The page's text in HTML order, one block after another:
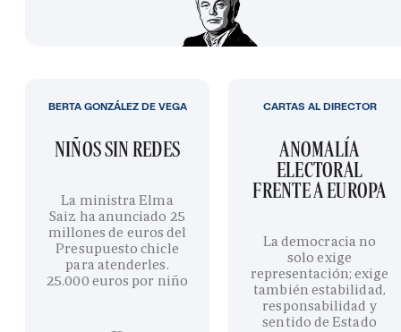
NIÑOS SIN REDES
La ministra Elma
Saiz ha anunciado 25
millones de euros del
Presupuesto chicle
para atenderles.
25.000 euros por niño
BERTA GONZÁLEZ DE VEGA
ANOMALÍA
ELECTORAL
FRENTE A EUROPA
La democracia no
solo exige
representación; exige
también estabilidad,
responsabilidad y
sentido de Estado
CARTAS AL DIRECTOR